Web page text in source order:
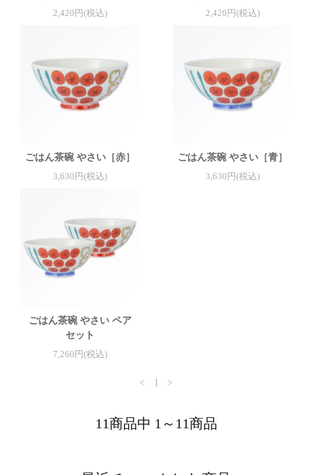
2,420円(税込) 2,420円(税込)
ごはん茶碗 やさい［赤］
3,630円(税込)
ごはん茶碗 やさい［青］
3,630円(税込)
ごはん茶碗 やさい ペア
セット
7,260円(税込)
< 1 >
11商品中 1～11商品